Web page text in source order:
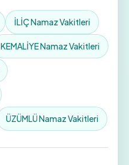
İLİÇ Namaz Vakitleri
KEMALİYE Namaz Vakitleri
ÜZÜMLÜ Namaz Vakitleri